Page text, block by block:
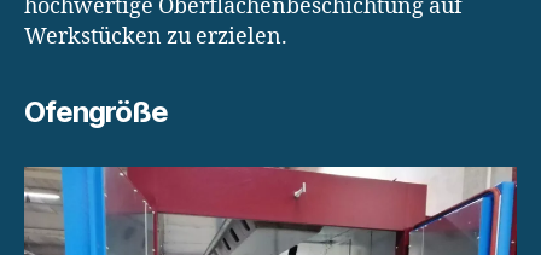
hochwertige Oberflächenbeschichtung auf
Werkstücken zu erzielen.
Ofengröße